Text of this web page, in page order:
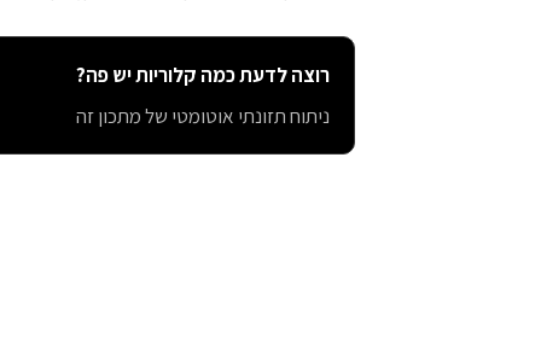
רוצה לדעת כמה קלוריות יש פה?
ניתוח תזונתי אוטומטי של מתכון זה